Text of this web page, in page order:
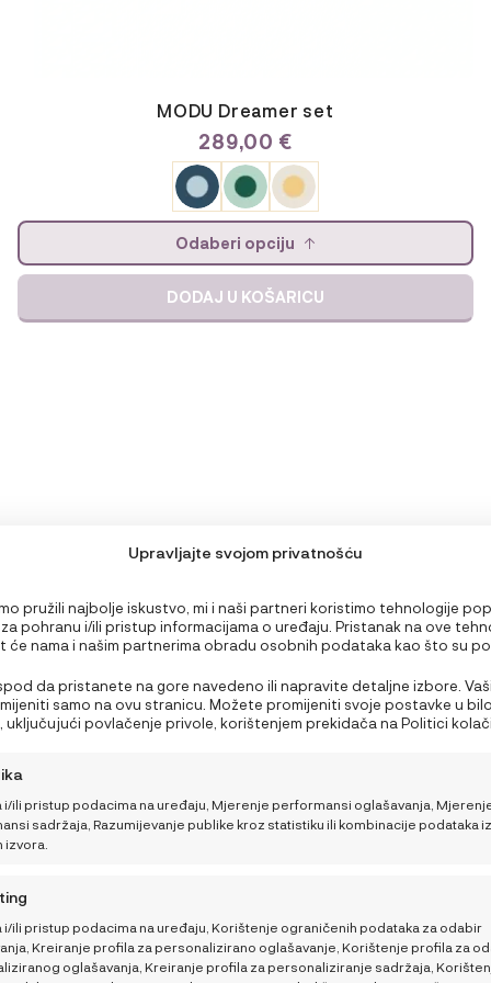
Upravljajte svojom privatnošću
pružili najbolje iskustvo, mi i naši partneri koristimo tehnologije
pohranu i/ili pristup informacijama o uređaju. Pristanak na ove
će nama i našim partnerima obradu osobnih podataka kao što su
ili povlačenje privole može negativno utjecati na određene
funkcije.
da pristanete na gore navedeno ili napravite detaljne izbore.
samo na ovu stranicu. Možete promijeniti svoje postavke u
uključujući povlačenje privole, korištenjem prekidača na Politici
i/ili pristup podacima na uređaju, Mjerenje performansi oglašavanja,
sadržaja, Razumijevanje publike kroz statistiku ili kombinacije podataka iz
izvora.
i/ili pristup podacima na uređaju, Korištenje ograničenih podataka za odabir
Kreiranje profila za personalizirano oglašavanje, Korištenje profila za
oglašavanja, Kreiranje profila za personaliziranje sadržaja,
MODU Dreamer set
289,00 €
Odaberi opciju
DODAJ U KOŠARICU
Što ponijeti bebi za
obrok na plaži ili izletu?
Nutricionistica donosi 3
Kako pomoći bebi da
lakše podnese vrućine
Kako sigurno putovati
PODRŠKA
Moj račun
Načini plaćanja i sigurnost
Povrati, zamjene i
Raskid ugovora